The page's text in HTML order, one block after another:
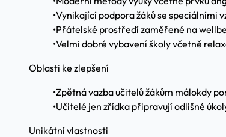
•Vynikající podpora žáků se speciálními
•Přátelské prostředí zaměřené na
•Velmi dobré vybavení školy včetně
Oblasti ke zlepšení
•Zpětná vazba učitelů žákům málokdy
•Učitelé jen zřídka připravují odlišné
Unikátní vlastnosti